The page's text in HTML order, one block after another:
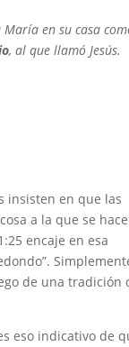
en su casa
, al que llamó Jesús.
insisten en que las
a la que se hace
encaje en esa
de una tradición
eso indicativo de